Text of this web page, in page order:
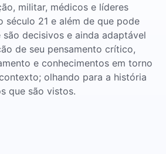
militar, médicos e líderes
século 21 e além de que pode
decisivos e ainda adaptável
de seu pensamento crítico,
e conhecimentos em torno
olhando para a história
que são vistos.